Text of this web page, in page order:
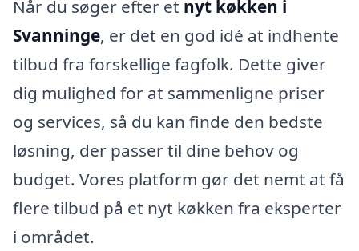
Når du søger efter et nyt køkken i
Svanninge, er det en god idé at indhente
tilbud fra forskellige fagfolk. Dette giver
dig mulighed for at sammenligne priser
og services, så du kan finde den bedste
løsning, der passer til dine behov og
budget. Vores platform gør det nemt at få
flere tilbud på et nyt køkken fra eksperter
i området.